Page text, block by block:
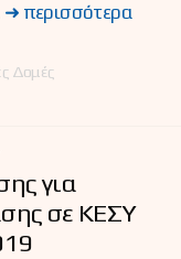
➜ περισσότερα
Δομές
για
σε ΚΕΣΥ